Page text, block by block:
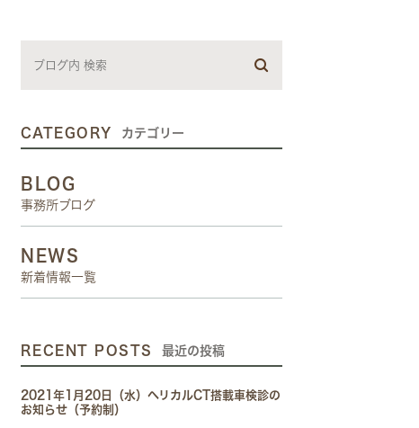
CATEGORY カテゴリー
BLOG
事務所ブログ
NEWS
新着情報一覧
RECENT POSTS 最近の投稿
2021年1月20日（水）ヘリカルCT搭載車検診の
お知らせ（予約制）